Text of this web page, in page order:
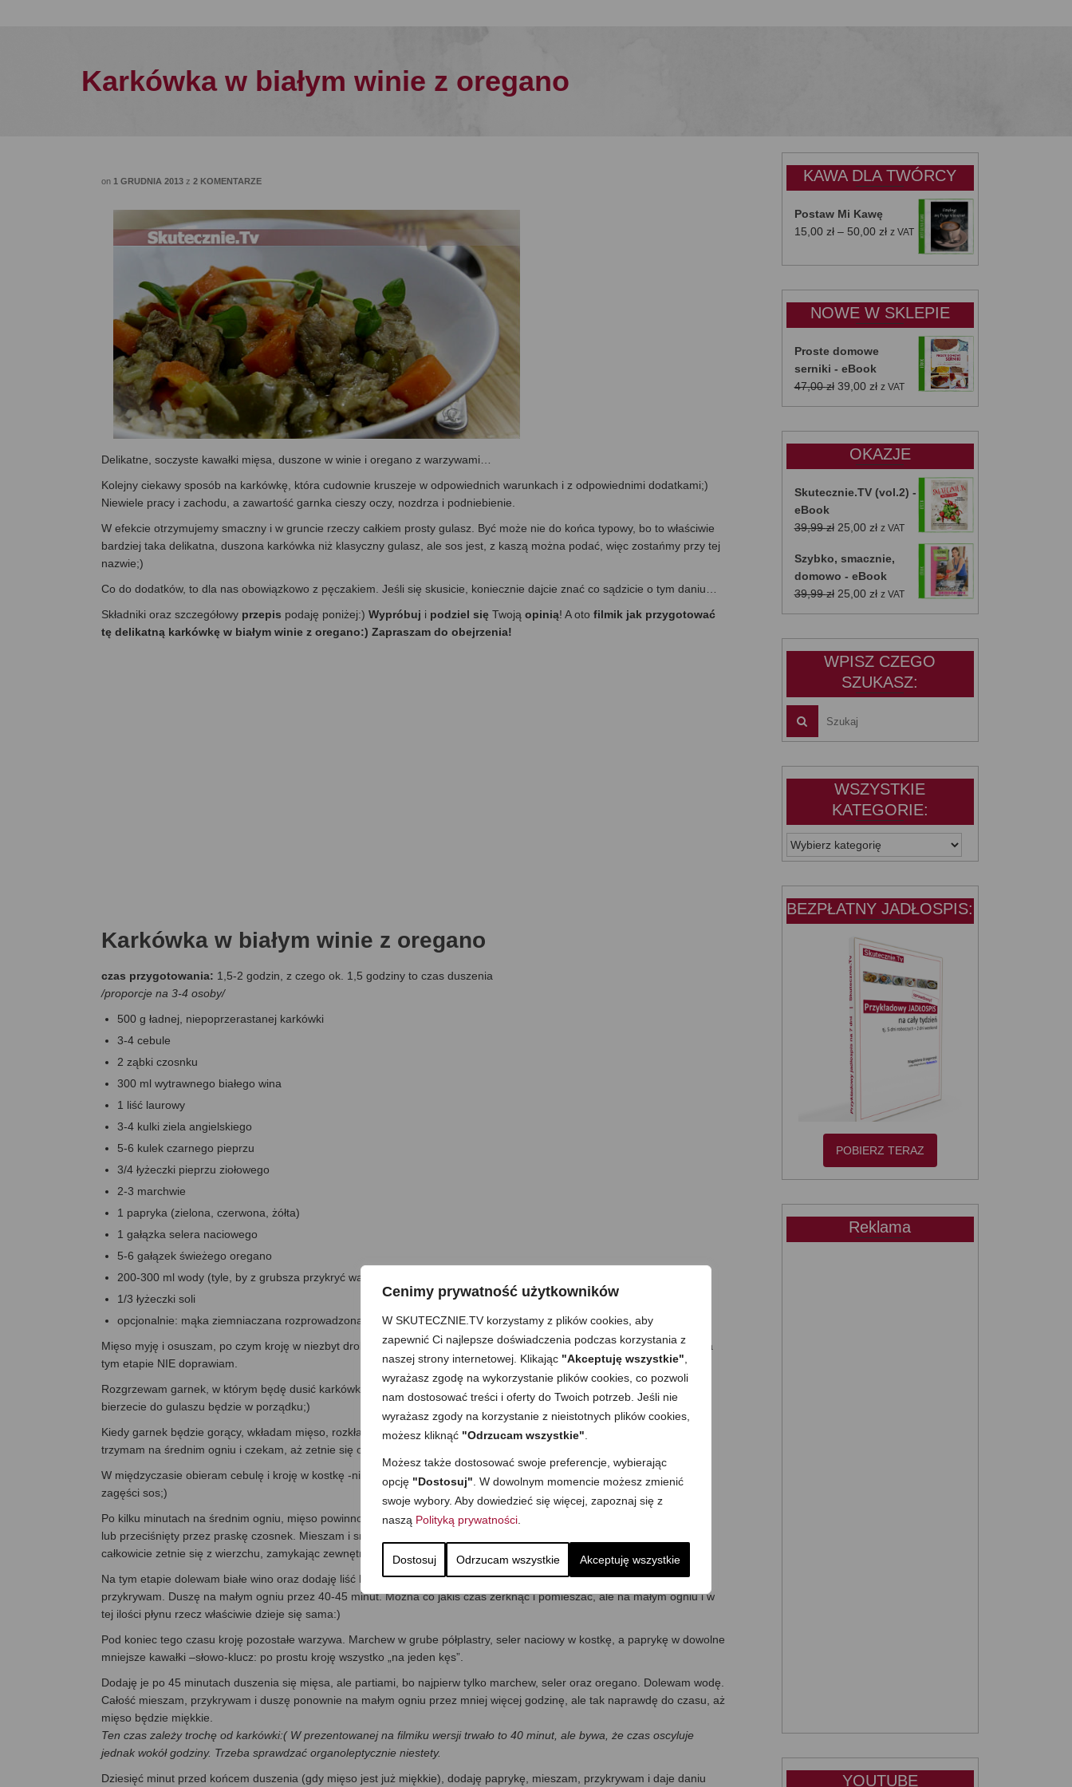
Cenimy prywatność użytkowników
W SKUTECZNIE.TV korzystamy z plików cookies, aby
zapewnić Ci najlepsze doświadczenia podczas korzystania z
naszej strony internetowej. Klikając "Akceptuję wszystkie"
wyrażasz zgodę na wykorzystanie plików cookies, co pozwoli
nam dostosować treści i oferty do Twoich potrzeb. Jeśli nie
wyrażasz zgody na korzystanie z nieistotnych plików cookies,
możesz kliknąć "Odrzucam wszystkie"
Możesz także dostosować swoje preferencje, wybierając
opcję "Dostosuj" . W dowolnym momencie możesz zmienić
swoje wybory. Aby dowiedzieć się więcej, zapoznaj się z
naszą Polityką prywatności
Dostosuj Odrzucam wszystkie Akceptuję wszystkie
Karkówka w białym winie z oregano
on 1 GRUDNIA 2013 z 2 KOMENTARZE
Delikatne, soczyste kawałki mięsa, duszone w winie i oregano z warzywami…
Kolejny ciekawy sposób na karkówkę, która cudownie kruszeje w odpowiednich warunkach i z odpowiednimi dodatkami;)
Niewiele pracy i zachodu, a zawartość garnka cieszy oczy, nozdrza i podniebienie.
W efekcie otrzymujemy smaczny i w gruncie rzeczy całkiem prosty gulasz. Być może nie do końca typowy, bo to właściwie
bardziej taka delikatna, duszona karkówka niż klasyczny gulasz, ale sos jest, z kaszą można podać, więc zostańmy przy tej
nazwie;)
Co do dodatków, to dla nas obowiązkowo z pęczakiem. Jeśli się skusicie, koniecznie dajcie znać co sądzicie o tym daniu…
Składniki oraz szczegółowy przepis podaję poniżej:) Wypróbuj i podziel się Twoją opinią! A oto filmik jak przygotować
tę delikatną karkówkę w białym winie z oregano:) Zapraszam do obejrzenia!
Karkówka w białym winie z oregano
czas przygotowania: 1,5-2 godzin, z czego ok. 1,5 godziny to czas duszenia
/proporcje na 3-4 osoby/
500 g ładnej, niepoprzerastanej karkówki
3-4 cebule
2 ząbki czosnku
300 ml wytrawnego białego wina
1 liść laurowy
3-4 kulki ziela angielskiego
5-6 kulek czarnego pieprzu
3/4 łyżeczki pieprzu ziołowego
2-3 marchwie
1 papryka (zielona, czerwona, żółta)
1 gałązka selera naciowego
5-6 gałązek świeżego oregano
200-300 ml wody (tyle, by z grubsza przykryć warzywa i mięso)
1/3 łyżeczki soli
opcjonalnie: mąka ziemniaczana rozprowadzona w niewielkiej ilości zimnej wody do zagęszczenia sosu (ja nie dodaję)
Mięso myję i osuszam, po czym kroję w niezbyt drobną kostkę lub dowolne mniejsze kawałki na jeden kęs. Jeszcze go na
tym etapie NIE doprawiam.
Rozgrzewam garnek, w którym będę dusić karkówkę –ja niski, ale o dużym dnie, choć w zasadzie taki, jaki zazwyczaj
bierzecie do gulaszu będzie w porządku;)
Kiedy garnek będzie gorący, wkładam mięso, rozkładając je równą warstwą na dnie. Nie mieszam, nie ruszam, tylko
trzymam na średnim ogniu i czekam, aż zetnie się od spodu, wtedy da się swobodnie przemieszać;)
W międzyczasie obieram cebulę i kroję w kostkę -nie musi być drobna, bo cebula i tak się rozgotuje, a tym samy ładnie
zagęści sos;)
Po kilku minutach na średnim ogniu, mięso powinno się już od spodu ściąć. Wtedy dodaję cebulę oraz drobno posiekany
lub przeciśnięty przez praskę czosnek. Mieszam i smażę 2-3 minuty na średnim ogniu, aż cebula zmięknie, a mięso
całkowicie zetnie się z wierzchu, zamykając zewnętrzne pory, a tym samym i swoją soczystość/soki w środku.
Na tym etapie dolewam białe wino oraz dodaję liść laurowy, ziele angielskie oraz czarny i ziołowy pieprz. Mieszam i
przykrywam. Duszę na małym ogniu przez 40-45 minut. Można co jakiś czas zerknąć i pomieszać, ale na małym ogniu i w
tej ilości płynu rzecz właściwie dzieje się sama:)
Pod koniec tego czasu kroję pozostałe warzywa. Marchew w grube półplastry, seler naciowy w kostkę, a paprykę w dowolne
mniejsze kawałki –słowo-klucz: po prostu kroję wszystko „na jeden kęs”.
Dodaję je po 45 minutach duszenia się mięsa, ale partiami, bo najpierw tylko marchew, seler oraz oregano. Dolewam wodę.
Całość mieszam, przykrywam i duszę ponownie na małym ogniu przez mniej więcej godzinę, ale tak naprawdę do czasu, aż
mięso będzie miękkie.
Ten czas zależy trochę od karkówki:( W prezentowanej na filmiku wersji trwało to 40 minut, ale bywa, że czas oscyluje
jednak wokół godziny. Trzeba sprawdzać organoleptycznie niestety.
Dziesięć minut przed końcem duszenia (gdy mięso jest już miękkie), dodaję paprykę, mieszam, przykrywam i daje daniu
KAWA DLA TWÓRCY
Postaw Mi Kawę
15,00 zł – 50,00 złZakres
od
do
50,00 zł
z VAT
NOWE W SKLEPIE
Proste domowe
serniki - eBook
47,00zł Pierwotna
cena
39,00 złAktualna
cena
z VAT
OKAZJE
Skutecznie.TV (vol.2) -
eBook
39,99zł Pierwotna
wynosiła:
39,99 zł.
25,00 złAktualna
wynosi:
25,00 zł.
z VAT
Szybko, smacznie,
domowo - eBook
39,99zł Pierwotna
cena
25,00 złAktualna
cena
z VAT
WPISZ CZEGO
SZUKASZ:
WSZYSTKIE
KATEGORIE:
WSZYSTKIE
KATEGORIE:
BEZPŁATNY JADŁOSPIS:
POBIERZ TERAZ
Reklama
YOUTUBE